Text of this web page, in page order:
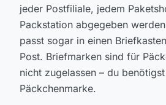
jeder Postfiliale, jedem
Packstation abgegeben
passt sogar in einen
Post. Briefmarken sind für
nicht zugelassen – du
Päckchenmarke.